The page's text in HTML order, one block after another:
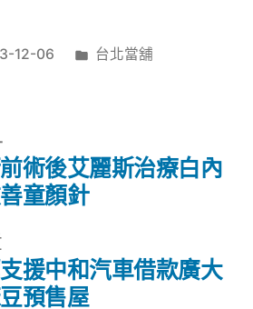
12-06
分
台北當舖
一
篇
援中和汽車借款廣大
預售屋
下
一
篇
術後艾麗斯治療白內
童顏針